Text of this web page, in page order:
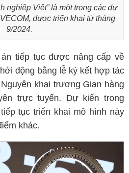
nghiệp Việt” là một trong các dự
được triển khai từ tháng
9/2024.
tiếp tục được nâng cấp về
động bằng lễ ký kết hợp tác
khai trương Gian hàng
trực tuyến. Dự kiến trong
tục triển khai mô hình này
khác.